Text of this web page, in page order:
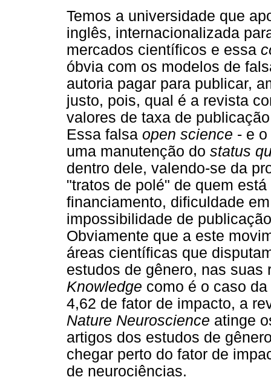
Temos a universidade que
inglês, internacionalizada
mercados científicos e essa
óbvia com os modelos de
autoria pagar para publicar,
justo, pois, qual é a revista
valores de taxa de
Essa falsa open science - e
uma manutenção do status
dentro dele, valendo-se da
"tratos de polé" de quem
financiamento, dificuldade
impossibilidade de
Obviamente que a este
áreas científicas que
estudos de gênero, nas
Knowledge como é o caso da
4,62 de fator de impacto, a
Nature Neuroscience atinge
artigos dos estudos de
chegar perto do fator de
de neurociências.